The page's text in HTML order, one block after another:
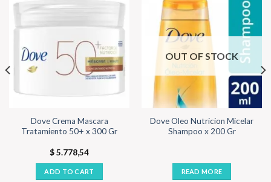
Dove Crema Mascara
Tratamiento 50+ x 300 Gr
$5.778,54
ADD TO CART
OUT OF STOCK
Dove Oleo Nutricion Micelar
Shampoo x 200 Gr
READ MORE